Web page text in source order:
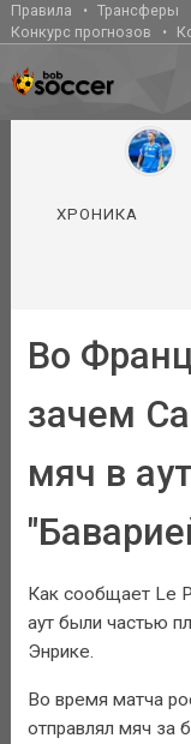
Правила Трансферы
Конкурс прогнозов
ХРОНИКА
Во
зачем
мяч в
Как сообщает Le
аут были частью
Энрике.
Во время матча
отправлял мяч за